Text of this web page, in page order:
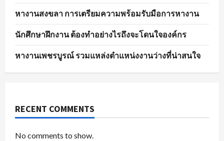
หางานสงขลา การเตรียมความพร้อมรับมือการหางาน
นักศึกษาฝึกงาน ต้องทำอย่างไรถึงจะโดนใจองค์กร
หางานเพชรบูรณ์ รวมแหล่งตำแหน่งงานว่างที่น่าสนใจ
RECENT COMMENTS
No comments to show.